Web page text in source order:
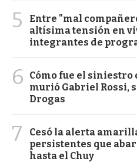
5
Entre "mal
altísima tensión en
integrantes de
6
Cómo fue el siniestro
murió Gabriel Rossi,
Drogas
7
Cesó la alerta
persistentes que
hasta el Chuy